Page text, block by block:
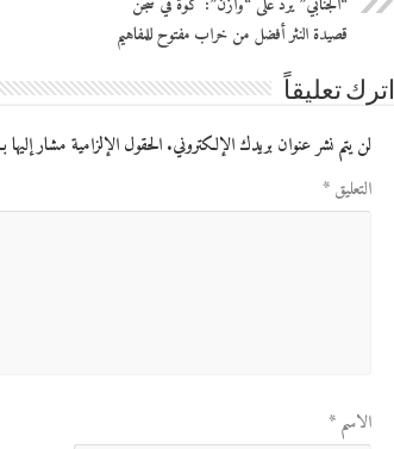
قصيدة النثر أفضل من خراب مفتوح للمفاهيم
اترك تعليقاً
لن يتم نشر عنوان بريدك الإلكتروني. الحقول الإلزامية مشار إليها
التعليق*
الاسم*